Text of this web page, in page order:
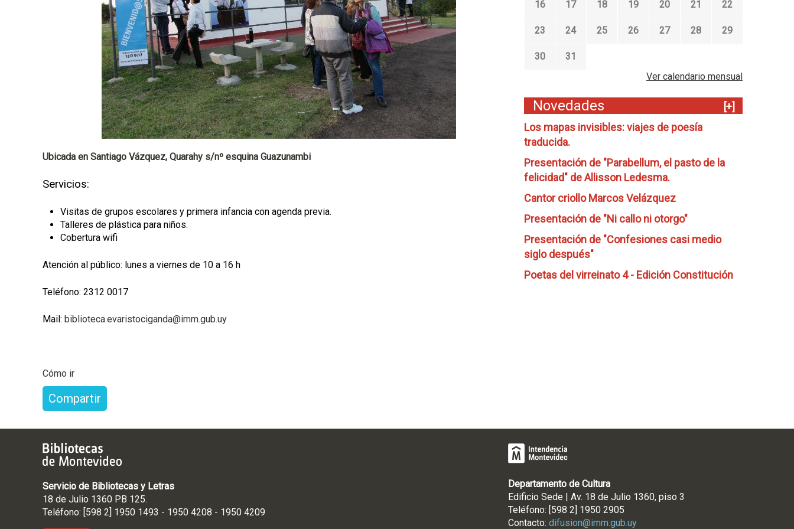
Ubicada en Santiago Vázquez, Quarahy s/nº esquina Guazunambi
Servicios:
Visitas de grupos escolares y primera infancia con agenda previa.
Talleres de plástica para niños.
Cobertura wifi
Atención al público: lunes a viernes de 10 a 16 h
Teléfono: 2312 0017
Mail: biblioteca.evaristociganda@imm.gub.uy
Cómo ir
Compartir
16 17 18 19 20 21 22
23 24 25 26 27 28 29
30
31
Ver calendario mensual
Novedades
[+]
Los mapas invisibles: viajes de poesía
traducida.
Presentación de "Parabellum, el pasto de la
felicidad" de Allisson Ledesma.
Cantor criollo Marcos Velázquez
Presentación de "Ni callo ni otorgo"
Presentación de "Confesiones casi medio
siglo después"
Poetas del virreinato 4 - Edición Constitución
Servicio de Bibliotecas y Letras
18 de Julio 1360 PB 125.
Teléfono: [598 2] 1950 1493 - 1950 4208 - 1950 4209
Departamento de Cultura
Edificio Sede | Av. 18 de Julio 1360, piso 3
Teléfono: [598 2] 1950 2905
Contacto: difusion@imm.gub.uy